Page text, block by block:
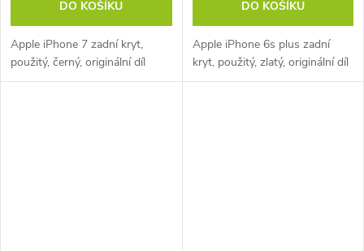
DO KOŠÍKU
Apple iPhone 7 zadní kryt,
použitý, černý, originální díl
DO KOŠÍKU
Apple iPhone 6s plus zadní
kryt, použitý, zlatý, originální díl